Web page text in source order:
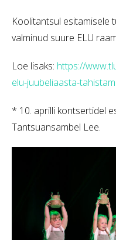
Koolitantsul esitamisele
valminud suure ELU
Loe lisaks: https://
elu-juubeliaasta-
* 10. aprilli kontsertidel
Tantsuansambel Lee.